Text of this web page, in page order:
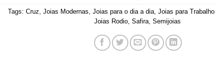
Tags: Cruz Joias Modernas Joias para o dia a dia, Joias para Trabalho,
Joias Rodio Safira Semijoias